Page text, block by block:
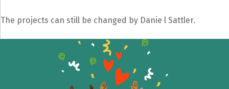
The projects can still be changed by Danie l Sattler.Close